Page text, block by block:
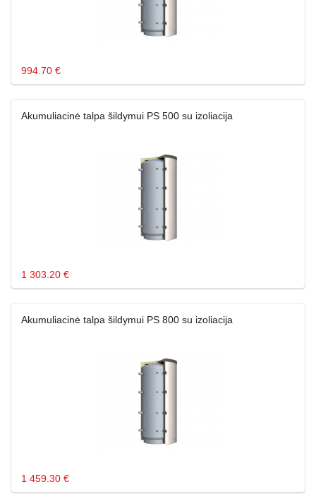
994.70 €
Akumuliacinė talpa šildymui PS 500 su izoliacija
1 303.20 €
Akumuliacinė talpa šildymui PS 800 su izoliacija
1 459.30 €